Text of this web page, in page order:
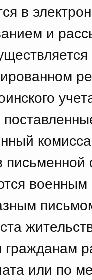
в
и
гражданам
или по